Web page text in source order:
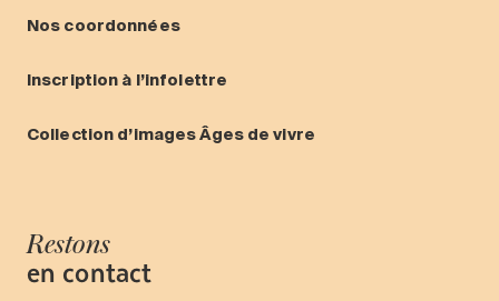
Nos coordonnées
Inscription à l’infolettre
Collection d’images Âges de vivre
Restons
en contact